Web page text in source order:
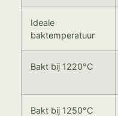
Ideale
baktemperatuur
Bakt bij 1220°C
Bakt bij 1250°C